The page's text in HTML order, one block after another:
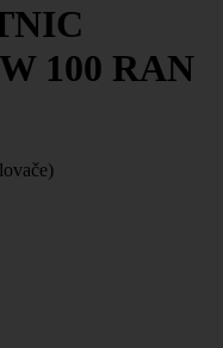
100 RAN